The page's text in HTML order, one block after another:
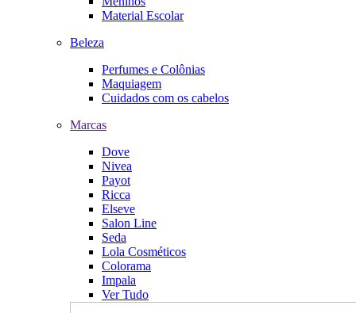
Material Escolar
Beleza
Perfumes e Colônias
Maquiagem
Cuidados com os cabelos
Marcas
Dove
Nivea
Payot
Ricca
Elseve
Salon Line
Seda
Lola Cosméticos
Colorama
Impala
Ver Tudo